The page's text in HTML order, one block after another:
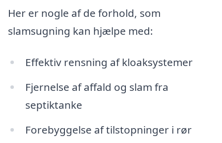
Her er nogle af de forhold, som
slamsugning kan hjælpe med:
Effektiv rensning af kloaksystemer
Fjernelse af affald og slam fra
septiktanke
Forebyggelse af tilstopninger i rør